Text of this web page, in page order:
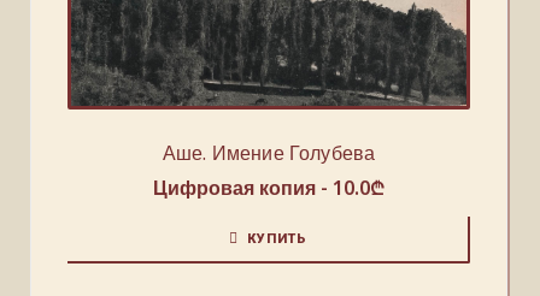
Аше. Имение Голубева
Цифровая копия - 10.0₾
КУПИТЬ